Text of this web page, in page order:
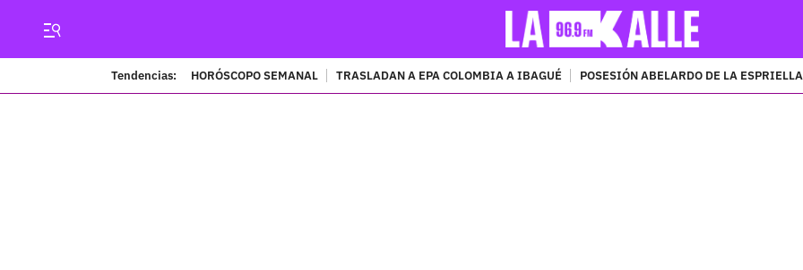
Tendencias: HORÓSCOPO SEMANAL TRASLADAN A EPA COLOMBIA A IBAGUÉ POSESIÓN ABELARDO DE LA ESPRIELLA